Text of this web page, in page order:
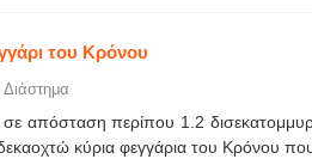
του Κρόνου
Διάστημα
σε απόσταση περίπου 1.2
κύρια φεγγάρια του Κρόνου